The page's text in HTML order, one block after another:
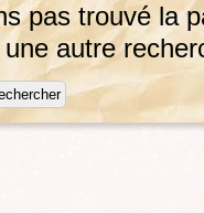
pas trouvé la
autre